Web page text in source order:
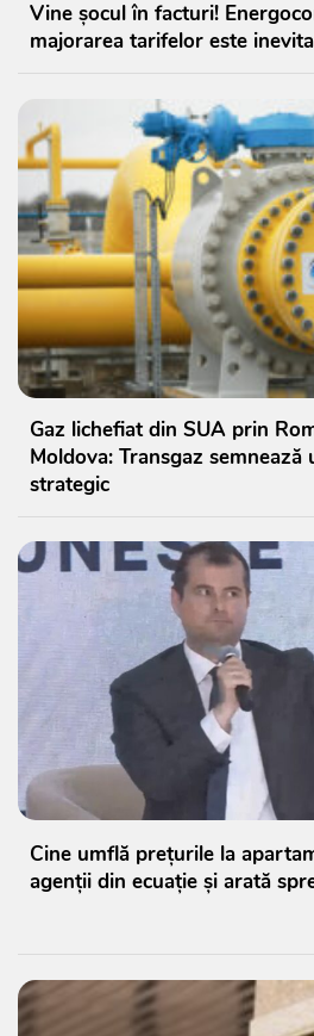
Vine șocul în facturi!
majorarea tarifelor este
Gaz lichefiat din SUA prin
Moldova: Transgaz
strategic
Cine umflă prețurile la
agenții din ecuație și arată